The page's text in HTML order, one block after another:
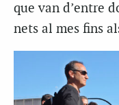
que van d’entre
nets al mes fins